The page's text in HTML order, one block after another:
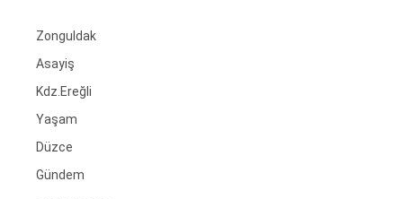
Zonguldak
Asayiş
Kdz.Ereğli
Yaşam
Düzce
Gündem